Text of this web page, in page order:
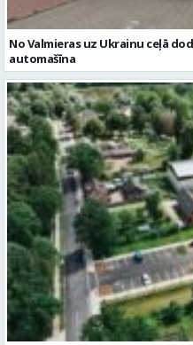
No Valmieras uz Ukrainu ceļā
automašīna